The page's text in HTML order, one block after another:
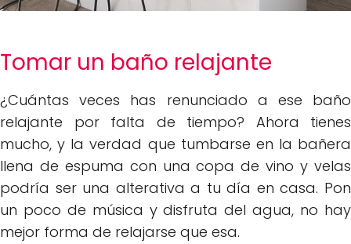
Tomar un baño relajante
¿Cuántas veces has renunciado a ese baño
relajante por falta de tiempo? Ahora tienes
mucho, y la verdad que tumbarse en la bañera
llena de espuma con una copa de vino y velas
podría ser una alterativa a tu día en casa. Pon
un poco de música y disfruta del agua, no hay
mejor forma de relajarse que esa.